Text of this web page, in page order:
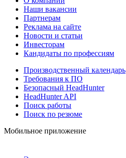
Наши вакансии
Партнерам
Реклама на сайте
Новости и статьи
Инвесторам
Кандидаты по профессиям
Производственный календарь
Требования к ПО
Безопасный HeadHunter
HeadHunter API
Поиск работы
Поиск по резюме
Мобильное приложение